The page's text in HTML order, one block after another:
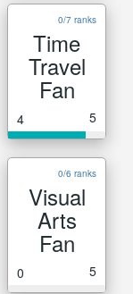
0/7 ranks
Time
Travel
Fan
4 5
0/6 ranks
Visual
Arts
Fan
0 5